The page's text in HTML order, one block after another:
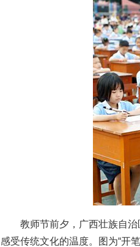
教师节前夕，广西壮族自治区
感受传统文化的温度。图为“开